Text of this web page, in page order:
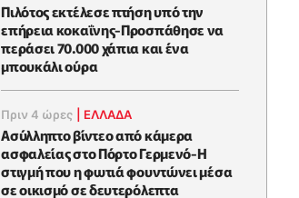
Πιλότος εκτέλεσε πτήση υπό την
επήρεια κοκαΐνης-Προσπάθησε να
περάσει 70.000 χάπια και ένα
μπουκάλι ούρα
Πριν 4 ώρες ΕΛΛΑΔΑ
Ασύλληπτο βίντεο από κάμερα
ασφαλείας στο Πόρτο Γερμενό-Η
στιγμή που η φωτιά φουντώνει μέσα
σε οικισμό σε δευτερόλεπτα